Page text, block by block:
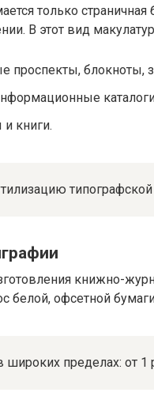
только страничная
В этот вид
проспекты, блокноты,
книги.
книжно-
белой, офсетной
широких пределах: от 1